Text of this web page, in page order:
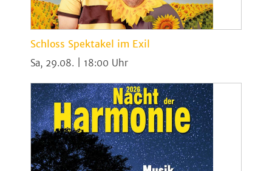
Schloss Spektakel im Exil
Sa, 29.08. | 18:00